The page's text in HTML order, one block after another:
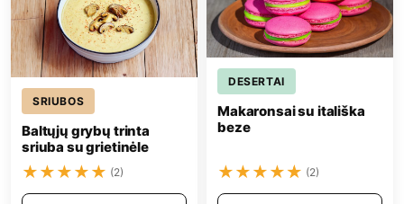
SRIUBOS
Baltųjų grybų trinta
sriuba su grietinėle
★★★★★ (2)
DESERTAI
Makaronsai su itališka
beze
★★★★★ (2)